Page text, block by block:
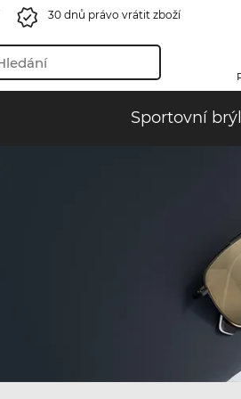
30 dnů právo vrátit zboží
Sportovní